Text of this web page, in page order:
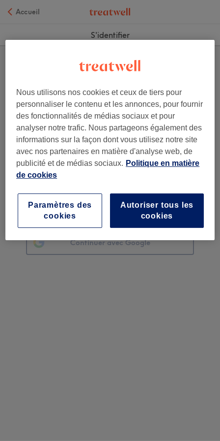
Accueil
S'identifier
S'IDENTIFIER
Mot de passe oublié ?
Continuer avec Google
Nous utilisons nos cookies et ceux de tiers pour
personnaliser le contenu et les annonces, pour fournir
des fonctionnalités de médias sociaux et pour
analyser notre trafic. Nous partageons également des
informations sur la façon dont vous utilisez notre site
avec nos partenaires en matière d'analyse web, de
publicité et de médias sociaux. Politique en matière
de cookies
Autoriser tous les
cookies
Paramètres des
cookies